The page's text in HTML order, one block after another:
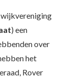
) een
over
het
Rover